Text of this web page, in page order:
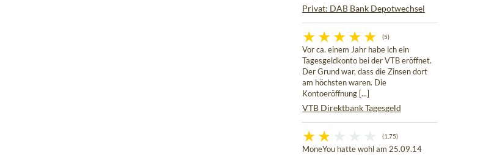
Privat: DAB Bank Depotwechsel
(5)
Vor ca. einem Jahr habe ich ein
Tagesgeldkonto bei der VTB eröffnet.
Der Grund war, dass die Zinsen dort
am höchsten waren. Die
Kontoeröffnung [...]
VTB Direktbank Tagesgeld
(1,75)
MoneYou hatte wohl am 25.09.14